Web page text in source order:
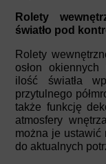
Rolety
światło pod
Rolety
osłon
ilość światła
przytulnego
także funkcję
atmosfery
można je ustawić
do aktualnych